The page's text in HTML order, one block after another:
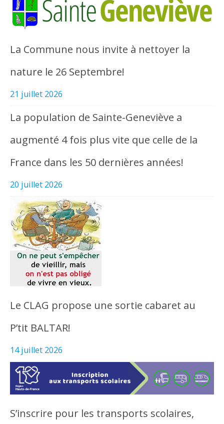
La Commune nous invite à nettoyer la
nature le 26 Septembre!
21 juillet 2026
La population de Sainte-Geneviève a
augmenté 4 fois plus vite que celle de la
France dans les 50 dernières années!
20 juillet 2026
Le CLAG propose une sortie cabaret au
P’tit BALTAR!
14 juillet 2026
S’inscrire pour les transports scolaires,